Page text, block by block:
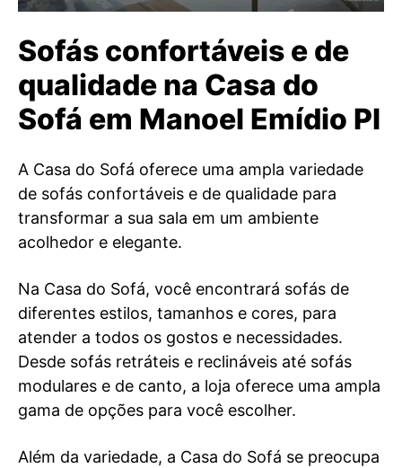
Sofás confortáveis e de
qualidade na Casa do
Sofá em Manoel Emídio PI
A Casa do Sofá oferece uma ampla variedade
de sofás confortáveis e de qualidade para
transformar a sua sala em um ambiente
acolhedor e elegante.
Na Casa do Sofá, você encontrará sofás de
diferentes estilos, tamanhos e cores, para
atender a todos os gostos e necessidades.
Desde sofás retráteis e reclináveis até sofás
modulares e de canto, a loja oferece uma ampla
gama de opções para você escolher.
Além da variedade, a Casa do Sofá se preocupa